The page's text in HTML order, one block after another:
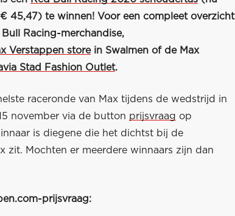
45,47) te winnen! Voor een compleet overzicht
Racing-merchandise,
Verstappen storein Swalmen of de Max
Stad Fashion Outlet.
raceronde van Max tijdens de wedstrijd in
november via de button prijsvraag op
is diegene die het dichtst bij de
zit. Mochten er meerdere winnaars zijn dan
prijsvraag: